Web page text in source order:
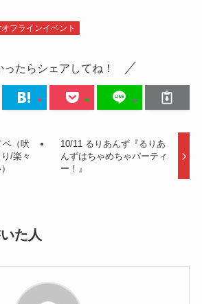
フラインイベント
ったらシェアしてね！
ベ（吠
/楽々
10/11 るりあんず『るりあ
んずはちゃめちゃパーティ
ー！』
た人